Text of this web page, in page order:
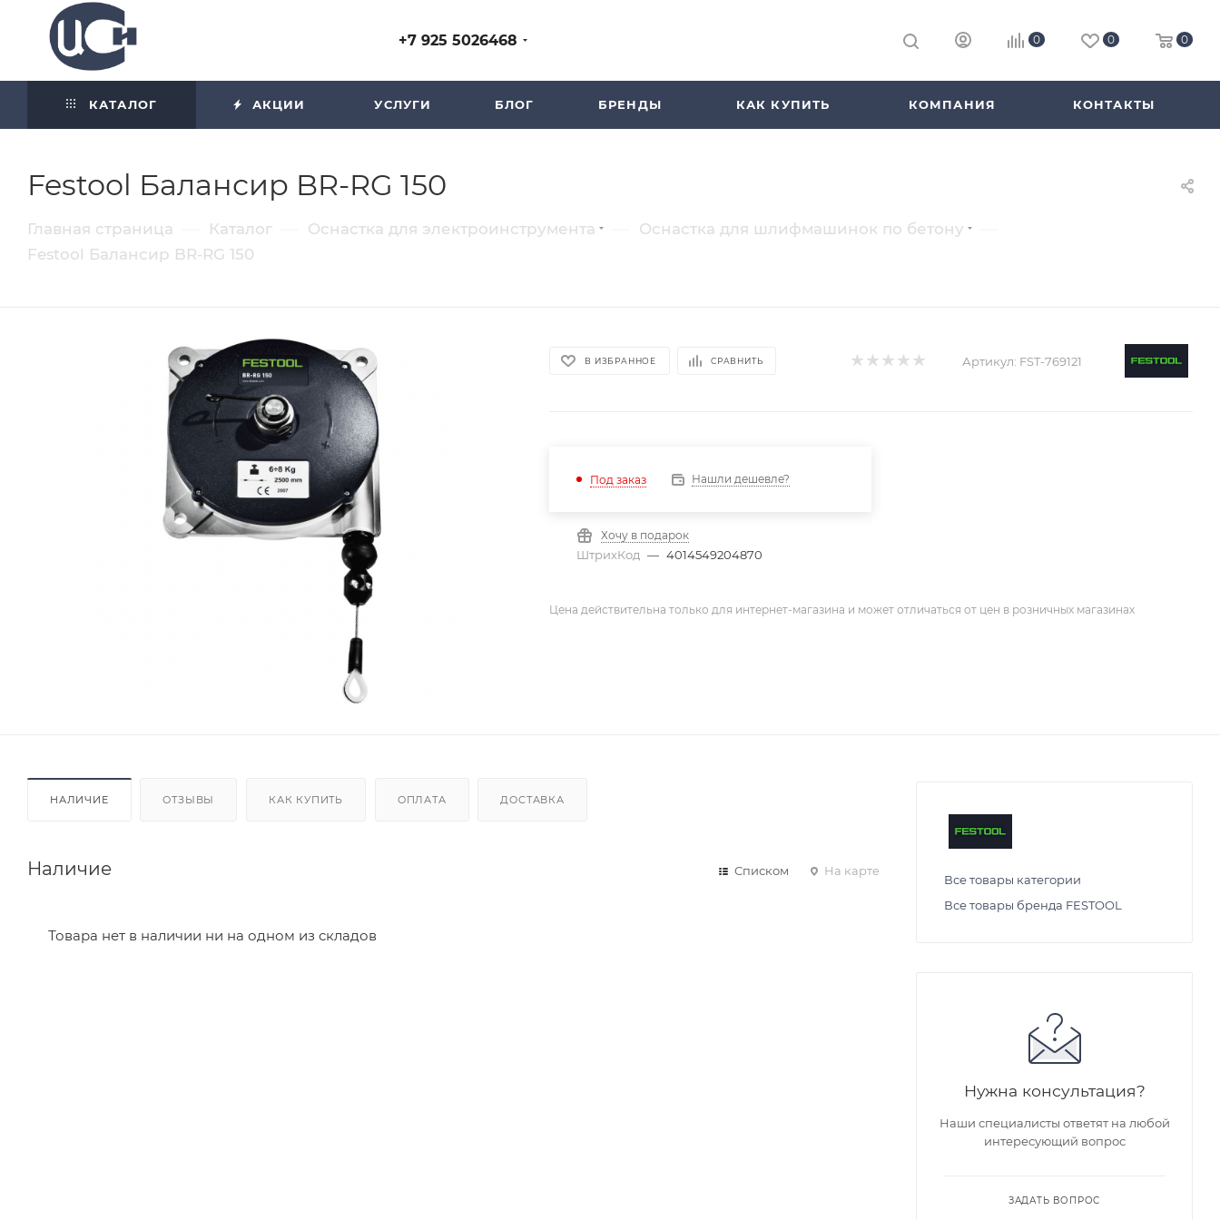
+7 925 5026468 0 0 0
КАТАЛОГ АКЦИИ УСЛУГИ БЛОГ БРЕНДЫ КАК КУПИТЬ КОМПАНИЯ КОНТАКТЫ
Festool Балансир BR-RG 150
Главная страница Каталог Оснастка для электроинструмента Оснастка для шлифмашинок по бетону
Festool Балансир BR-RG 150
В ИЗБРАННОЕ СРАВНИТЬ Артикул: FST-769121
Под заказ Нашли дешевле?
Хочу в подарок
ШтрихКод — 4014549204870
Цена действительна только для интернет-магазина и может отличаться от цен в розничных магазинах
НАЛИЧИЕ ОТЗЫВЫ КАК КУПИТЬ ОПЛАТА ДОСТАВКА
Наличие Списком На карте
Товара нет в наличии ни на одном из складов
Все товары категории
Все товары бренда FESTOOL
Нужна консультация?
Наши специалисты ответят на любой
интересующий вопрос
ЗАДАТЬ ВОПРОС